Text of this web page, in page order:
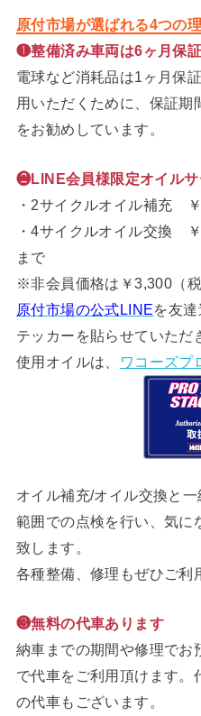
原付市場が選ばれる4つの
❶整備済み車両は6ヶ月保証
電球など消耗品は1ヶ月保
用いただくために、保証期
をお勧めしています。
❷LINE会員様限定オイルサ
・2サイクルオイル補充 ￥
・4サイクルオイル交換
まで
※非会員価格は￥3,300（税
原付市場の公式LINEを友
テッカーを貼らせていただ
使用オイルは、
ワコーズプ
オイル補充/オイル交換と
範囲での点検を行い、気に
致します。
各種整備、修理もぜひご利
❸無料の代車あります
納車までの期間や修理でお
で代車をご利用頂けます
の代車もございます。